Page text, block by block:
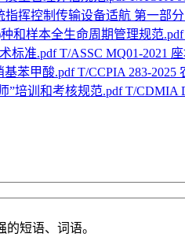
T/ASSC MQ01-2021
T/CCPIA 283-2025
T/CDMIA
短语、词语。